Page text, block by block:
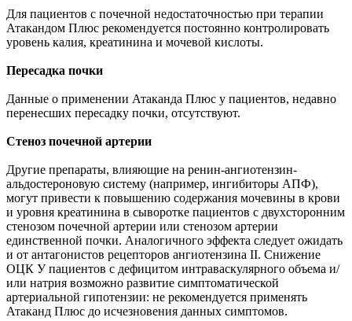
Для пациентов с почечной недостаточностью при терапии
Атакандом Плюс рекомендуется постоянно контролировать
уровень калия, креатинина и мочевой кислоты.
Пересадка почки
Данные о применении Атаканда Плюс у пациентов, недавно
перенесших пересадку почки, отсутствуют.
Стеноз почечной артерии
Другие препараты, влияющие на ренин-ангиотензин-
альдостероновую систему (например, ингибиторы АПФ),
могут привести к повышению содержания мочевины в крови
и уровня креатинина в сыворотке пациентов с двухсторонним
стенозом почечной артерии или стенозом артерии
единственной почки. Аналогичного эффекта следует ожидать
и от антагонистов рецепторов ангиотензина II. Снижение
ОЦК У пациентов с дефицитом интраваскулярного объема и/
или натрия возможно развитие симптоматической
артериальной гипотензии: не рекомендуется применять
Атаканд Плюс до исчезновения данных симптомов.